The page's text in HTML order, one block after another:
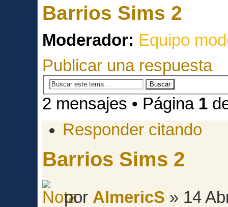
Barrios Sims 2
Moderador: Equipo
Publicar una respuesta
2 mensajes • Página 1
Responder citando
Barrios Sims 2
por AlmericS » 14